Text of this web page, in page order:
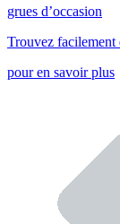
grues d’occasion
Trouvez facilement
pour en savoir plus